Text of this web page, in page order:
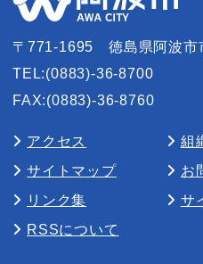
〒771-1695
徳島県阿波市
TEL:(0883)-36-8700
FAX:(0883)-36-8760
アクセス
組
サイトマップ
お
リンク集
サ
RSSについて